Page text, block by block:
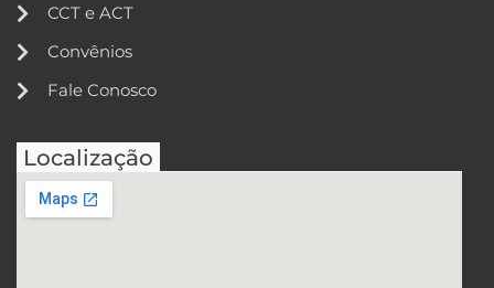
CCT e ACT
Convênios
Fale Conosco
Localização